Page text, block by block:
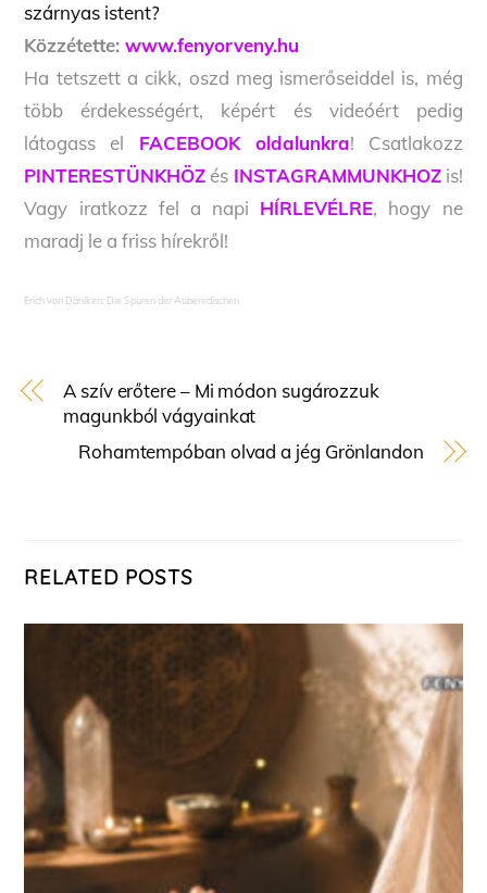
szárnyas istent?
Közzétette:www.fenyorveny.hu
Ha tetszett a cikk, oszd meg ismerőseiddel is, még
több érdekességért, képért és videóért pedig
látogass el FACEBOOK oldalunkra! Csatlakozz
PINTERESTÜNKHÖZ és INSTAGRAMMUNKHOZis!
Vagy iratkozz fel a napi HÍRLEVÉLRE, hogy ne
maradj le a friss hírekről!
Erich von Däniken: Die Spuren der Auberirdischen
A szív erőtere – Mi módon sugározzuk
magunkból vágyainkat
Rohamtempóban olvad a jég Grönlandon
RELATED POSTS